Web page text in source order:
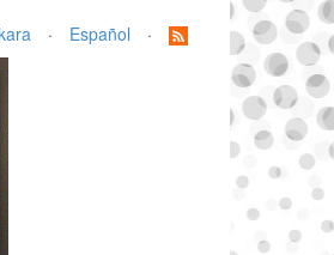
· Español ·